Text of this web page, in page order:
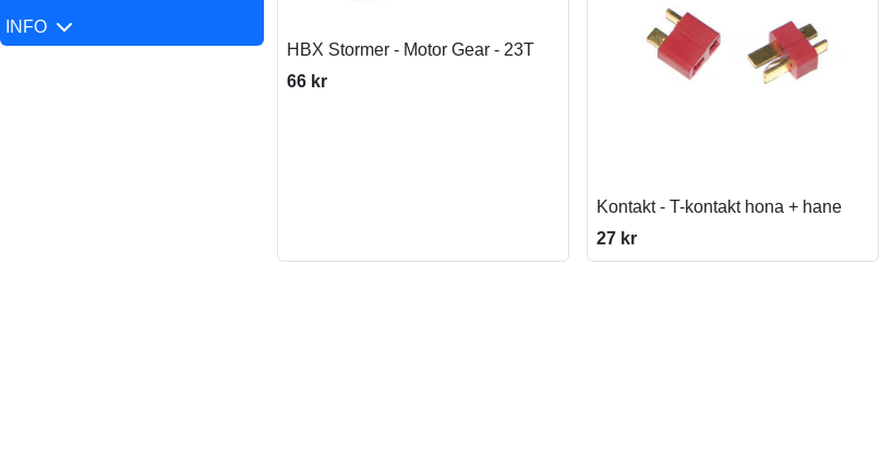
INFO
HBX Stormer - Motor Gear - 23T
66 kr
Kontakt - T-kontakt hona + hane
27 kr